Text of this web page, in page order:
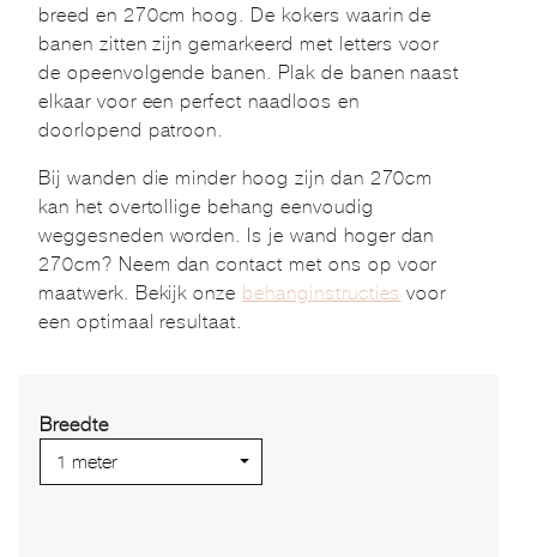
breed en 270cm hoog. De kokers waarin de
banen zitten zijn gemarkeerd met letters voor
de opeenvolgende banen. Plak de banen naast
elkaar voor een perfect naadloos en
doorlopend patroon.
Bij wanden die minder hoog zijn dan 270cm
kan het overtollige behang eenvoudig
weggesneden worden. Is je wand hoger dan
270cm? Neem dan contact met ons op voor
maatwerk. Bekijk onze behanginstructies voor
een optimaal resultaat.
Breedte